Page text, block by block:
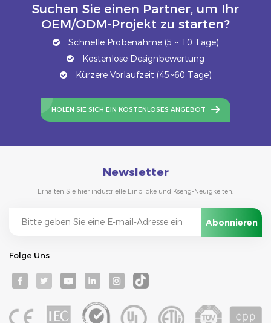
Suchen Sie einen Partner, um Ihr
OEM/ODM-Projekt zu starten?
Schnelle Probenahme (5 ~ 10 Tage)
Kostenlose Designbewertung
Kürzere Vorlaufzeit (45~60 Tage)
HOLEN SIE SICH EIN KOSTENLOSES ANGEBOT
Newsletter
Erhalten Sie hier industrielle Einblicke und Kseng-Neuigkeiten.
Folge Uns